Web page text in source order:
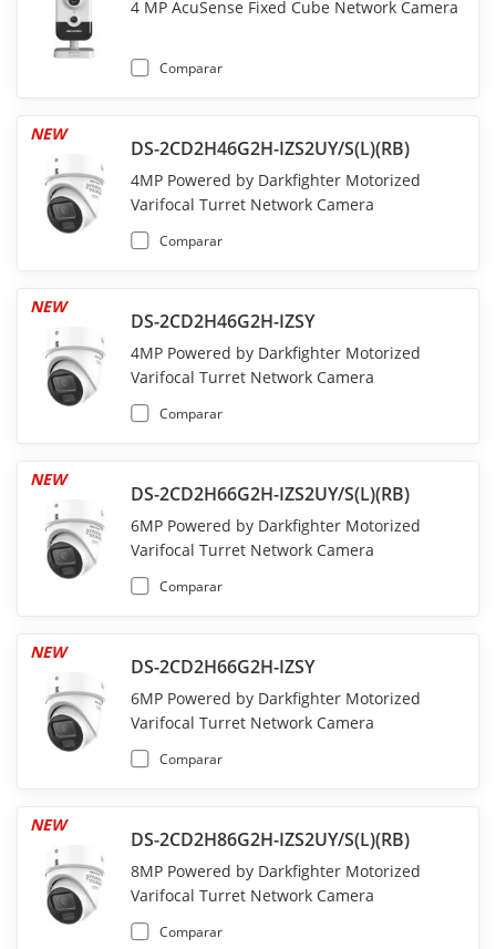
4 MP AcuSense Fixed Cube Network Camera
Comparar
DS-2CD2H46G2H-IZS2UY/S(L)(RB)
NEW
4MP Powered by Darkfighter Motorized
Varifocal Turret Network Camera
Comparar
DS-2CD2H46G2H-IZSY
NEW
4MP Powered by Darkfighter Motorized
Varifocal Turret Network Camera
Comparar
DS-2CD2H66G2H-IZS2UY/S(L)(RB)
NEW
6MP Powered by Darkfighter Motorized
Varifocal Turret Network Camera
Comparar
DS-2CD2H66G2H-IZSY
NEW
6MP Powered by Darkfighter Motorized
Varifocal Turret Network Camera
Comparar
DS-2CD2H86G2H-IZS2UY/S(L)(RB)
NEW
8MP Powered by Darkfighter Motorized
Varifocal Turret Network Camera
Comparar